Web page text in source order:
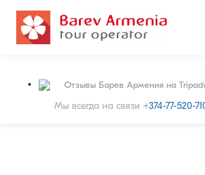
Отзывы Барев Армения на
Мы всегда на связи +374-77-520-